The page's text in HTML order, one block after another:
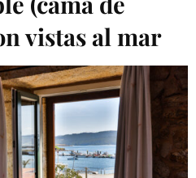
vistas al mar